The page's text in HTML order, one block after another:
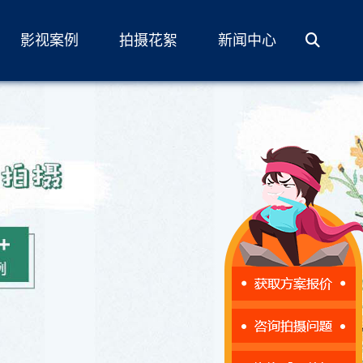
影视案例 拍摄花絮 新闻中心